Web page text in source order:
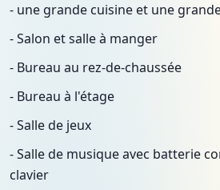
- une grande cuisine et une
- Salon et salle à manger
- Bureau au rez-de-chaussée
- Bureau à l'étage
- Salle de jeux
- Salle de musique avec batterie
clavier